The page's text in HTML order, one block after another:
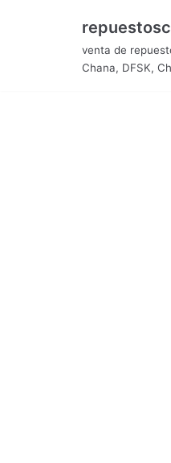
venta de
Chana, DFSK,